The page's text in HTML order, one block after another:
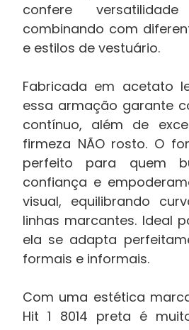
confere
combinando com
e estilos de vestuário.
Fabricada em acetato
essa armação garante
contínuo, além de
firmeza NÃO rosto. O
perfeito para quem
confiança e
visual, equilibrando
linhas marcantes. Ideal
ela se adapta
formais e informais.
Com uma estética
Hit 1 8014 preta é